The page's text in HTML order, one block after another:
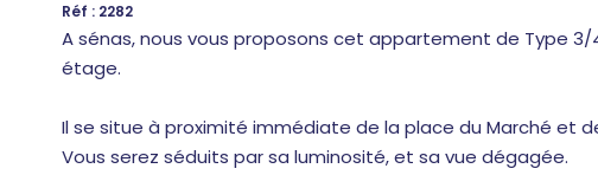
Réf : 2282
A sénas, nous vous proposons cet appartement de Type
étage.
Il se situe à proximité immédiate de la place du Marché et
Vous serez séduits par sa luminosité, et sa vue dégagée.